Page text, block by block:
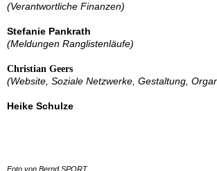
(Verantwortliche Finanzen)
Stefanie Pankrath
(Meldungen Ranglistenläufe)
Christian Geers
(Website, Soziale Netzwerke, Gestaltung,
Heike Schulze
Foto von Bernd SPORT